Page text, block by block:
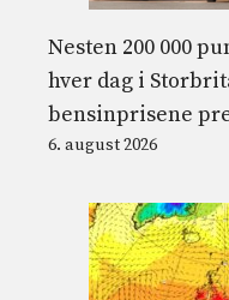
Nesten 200 000
hver dag i
bensinprisene
6. august 2026